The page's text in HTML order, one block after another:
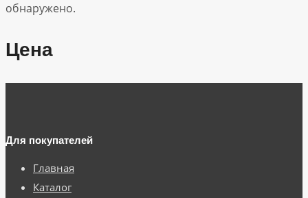
обнаружено.
Цена
Для покупателей
Главная
Каталог